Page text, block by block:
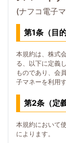
(ナフコ電子マ
第1条（目的
本規約は、株式
る、以下に定義
ものであり、会
子マネーを利用
第2条（定義
本規約において
によります。